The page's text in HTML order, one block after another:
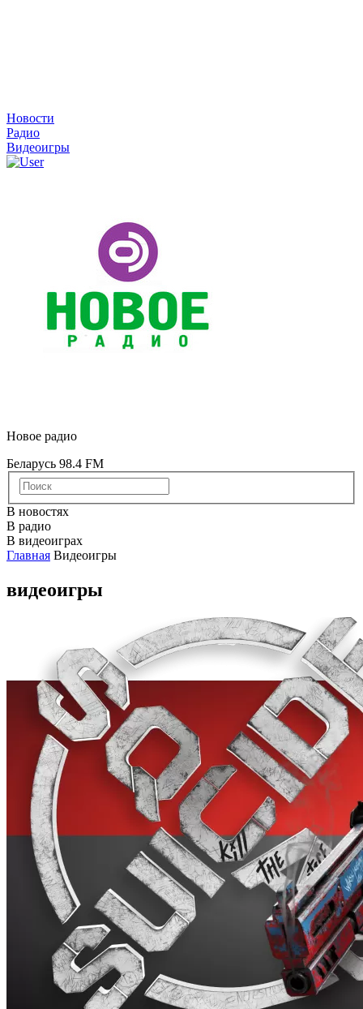
Новости
Радио
Видеоигры
Новое радио
Беларусь 98.4 FM
В новостях
В радио
В видеоиграх
Главная Видеоигры
видеоигры